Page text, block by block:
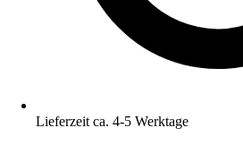
Lieferzeit ca. 4-5 Werktage